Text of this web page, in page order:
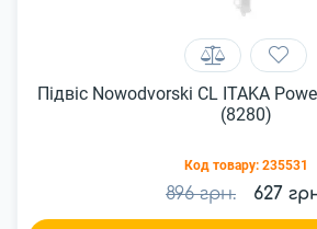
Підвіс Nowodvorski CL ITAKA
(8280)
Код товару: 235531
896 грн. 627